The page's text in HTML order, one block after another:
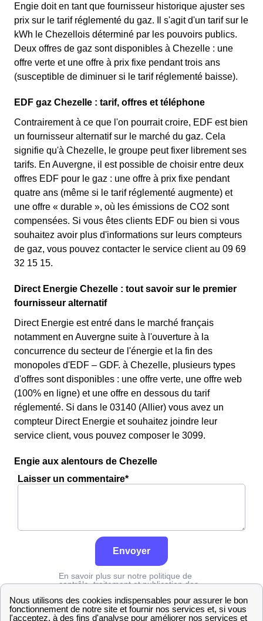
Engie doit en tant que fournisseur historique ajuster ses
prix sur le tarif réglementé du gaz. Il s'agit d'un tarif sur le
kWh le Chezellois déterminé par les pouvoirs publics.
Deux offres de gaz sont disponibles à Chezelle : une
offre verte et une offre à prix fixe pendant trois ans
(susceptible de diminuer si le tarif réglementé baisse).
EDF gaz Chezelle : tarif, offres et téléphone
Contrairement à ce que l'on pourrait croire, EDF est bien
un fournisseur alternatif sur le marché du gaz. Cela
signifie qu'à Chezelle, le groupe peut fixer librement ses
tarifs. En Auvergne, il est possible de choisir entre deux
offres EDF pour le gaz : une offre à prix fixe pendant
quatre ans (même si le tarif réglementé augmente) et
une offre « durable », où les émissions de CO2 sont
compensées. Si vous êtes clients EDF ou bien si vous
souhaitez avoir plus d'informations sur leurs compteurs
de gaz, vous pouvez contacter le service client au 09 69
32 15 15.
Direct Energie Chezelle : tout savoir sur le premier
fournisseur alternatif
Direct Energie est entré dans le marché français
notamment en Auvergne suite à l'ouverture à la
concurrence du secteur de l'énergie et la fin des
monopoles d'EDF – GDF. à Chezelle, plusieurs types
d'offres sont disponibles : une offre verte, une offre web
(100% en ligne) et une offre en dessous du tarif
réglementé. Si dans le 03140 (Allier) vous avez un
compteur Direct Energie et souhaitez joindre leur
service client, vous pouvez composer le 3099.
Engie aux alentours de Chezelle
Laisser un commentaire*
Envoyer
En savoir plus sur notre politique de
contrôle, traitement et publication des